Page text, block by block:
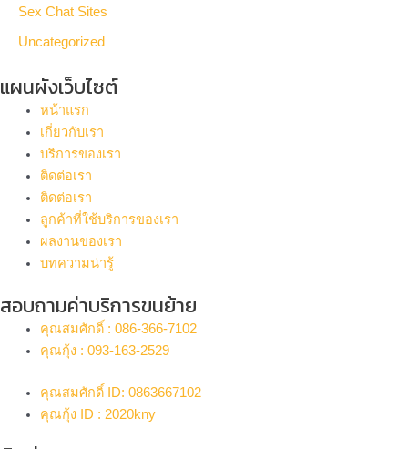
Sex Chat Sites
Uncategorized
แผนผังเว็บไซต์
หน้าแรก
เกี่ยวกับเรา
บริการของเรา
ติดต่อเรา
ติดต่อเรา
ลูกค้าที่ใช้บริการของเรา
ผลงานของเรา
บทความน่ารู้
สอบถามค่าบริการขนย้าย
คุณสมศักดิ์ : 086-366-7102
คุณกุ้ง : 093-163-2529
คุณสมศักดิ์ ID: 0863667102
คุณกุ้ง ID : 2020kny